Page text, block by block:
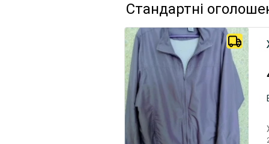
Стандартні